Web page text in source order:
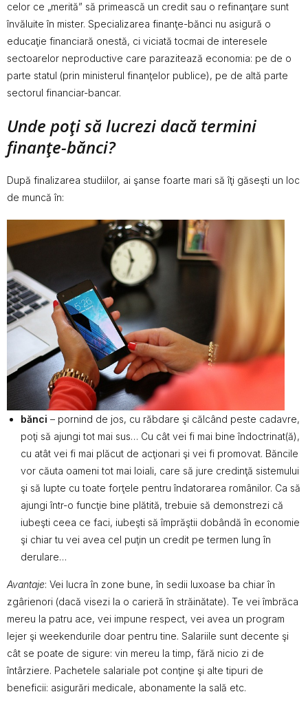
celor ce „merită” să primească un credit sau o refinanţare sunt
învăluite în mister. Specializarea finanţe-bănci nu asigură o
educaţie financiară onestă, ci viciată tocmai de interesele
sectoarelor neproductive care parazitează economia: pe de o
parte statul (prin ministerul finanţelor publice), pe de altă parte
sectorul financiar-bancar.
Unde poţi să lucrezi dacă termini
finanţe-bănci?
După finalizarea studiilor, ai şanse foarte mari să îţi găseşti un loc
de muncă în:
bănci – pornind de jos, cu răbdare şi călcând peste cadavre,
poţi să ajungi tot mai sus… Cu cât vei fi mai bine îndoctrinat(ă),
cu atât vei fi mai plăcut de acţionari şi vei fi promovat. Băncile
vor căuta oameni tot mai loiali, care să jure credinţă sistemului
şi să lupte cu toate forţele pentru îndatorarea românilor. Ca să
ajungi într-o funcţie bine plătită, trebuie să demonstrezi că
iubeşti ceea ce faci, iubeşti să împrăştii dobândă în economie
şi chiar tu vei avea cel puţin un credit pe termen lung în
derulare…
Avantaje: Vei lucra în zone bune, în sedii luxoase ba chiar în
zgârienori (dacă visezi la o carieră în străinătate). Te vei îmbrăca
mereu la patru ace, vei impune respect, vei avea un program
lejer şi weekendurile doar pentru tine. Salariile sunt decente şi
cât se poate de sigure: vin mereu la timp, fără nicio zi de
întârziere. Pachetele salariale pot conţine şi alte tipuri de
beneficii: asigurări medicale, abonamente la sală etc.